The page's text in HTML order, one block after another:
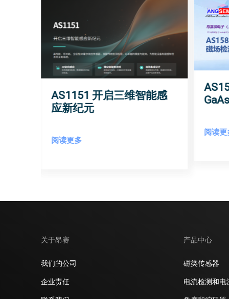
AS1151 开启三维智能感
应新纪元
阅读更多
阅读更
关于昂赛
我们的公司
企业责任
产品中心
磁类传感器
电流检测和电